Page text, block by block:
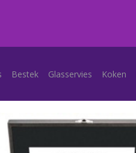
Bestek Glasservies Koken